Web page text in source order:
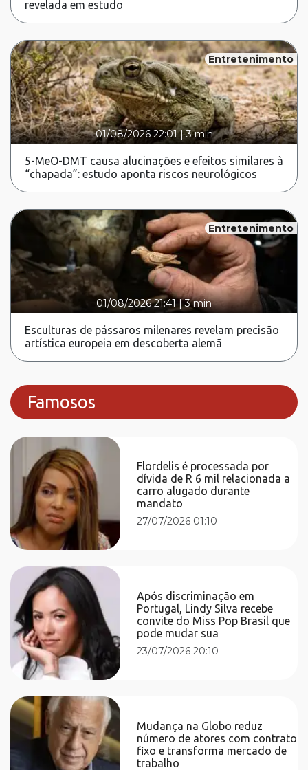
revelada em estudo
Entretenimento
01/08/2026 22:01|3 min
5-MeO-DMT causa alucinações e efeitos similares à
“chapada”: estudo aponta riscos neurológicos
Entretenimento
01/08/2026 21:41 |3 min
Esculturas de pássaros milenares revelam precisão
artística europeia em descoberta alemã
Famosos
Flordelis é processada por
dívida de R 6 mil relacionada a
carro alugado durante
mandato
27/07/2026 01:10
Após discriminação em
Portugal, Lindy Silva recebe
convite do Miss Pop Brasil que
pode mudar sua
23/07/2026 20:10
Mudança na Globo reduz
número de atores com contrato
fixo e transforma mercado de
trabalho